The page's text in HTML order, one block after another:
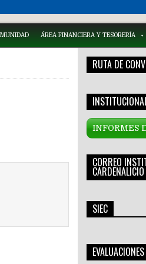
ÁREA FINANCIERA Y TESORERÍA
RUTA DE
INFORMES
CORREO
CARDENALICIO
SIEC